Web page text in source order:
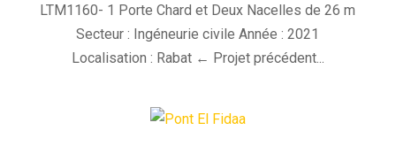
LTM1160- 1 Porte Chard et Deux Nacelles de 26 m
Secteur : Ingéneurie civile Année : 2021
Localisation : Rabat ← Projet précédent...